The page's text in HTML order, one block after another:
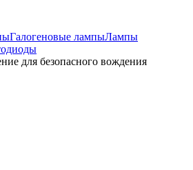
Галогеновые лампыЛампы
для безопасного вождения